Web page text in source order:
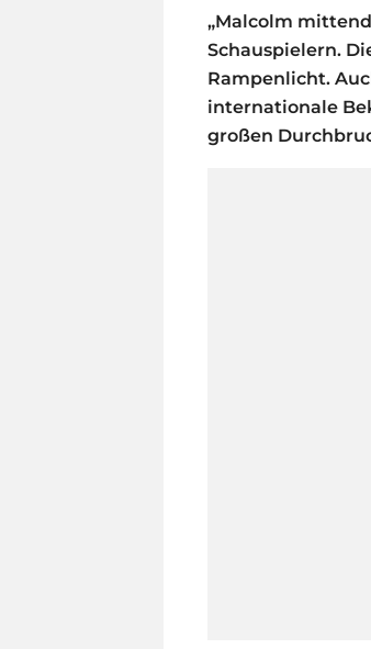
„Malcolm
Schauspielern.
Rampenlicht.
internationale
großen